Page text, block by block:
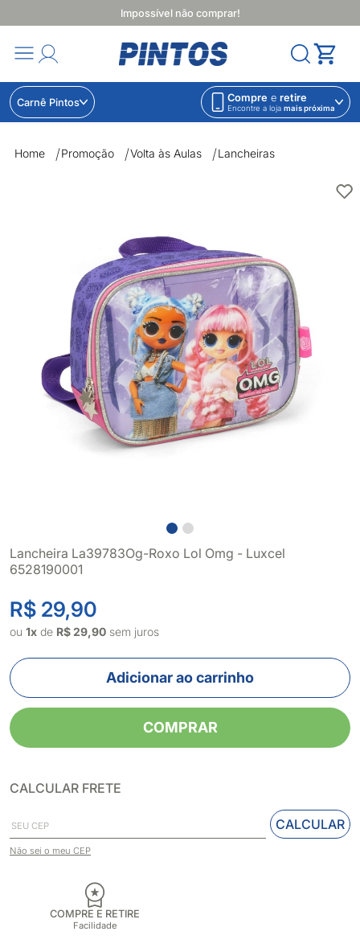
Impossível não comprar!
Carnê Pintos Compre e retire
Encontre a loja mais próxima
Home Promoção Volta às Aulas Lancheiras
Lancheira La39783Og-Roxo Lol Omg - Luxcel
6528190001
R$ 29,90
ou 1x de R$ 29,90 sem juros
Adicionar ao carrinho
COMPRAR
CALCULAR FRETE
CALCULAR
Não sei o meu CEP
COMPRE E RETIRE
Facilidade